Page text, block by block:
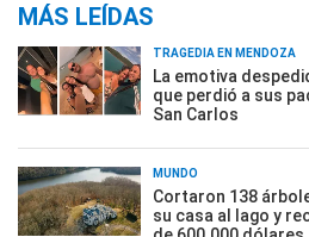
MÁS LEÍDAS
TRAGEDIA EN MENDOZA
La emotiva
que perdió a sus
San Carlos
MUNDO
Cortaron 138
su casa al lago y